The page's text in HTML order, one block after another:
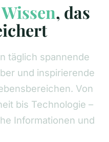
Wissen, das
täglich spannende
und inspirierende
Von
bis Technologie –
Informationen und